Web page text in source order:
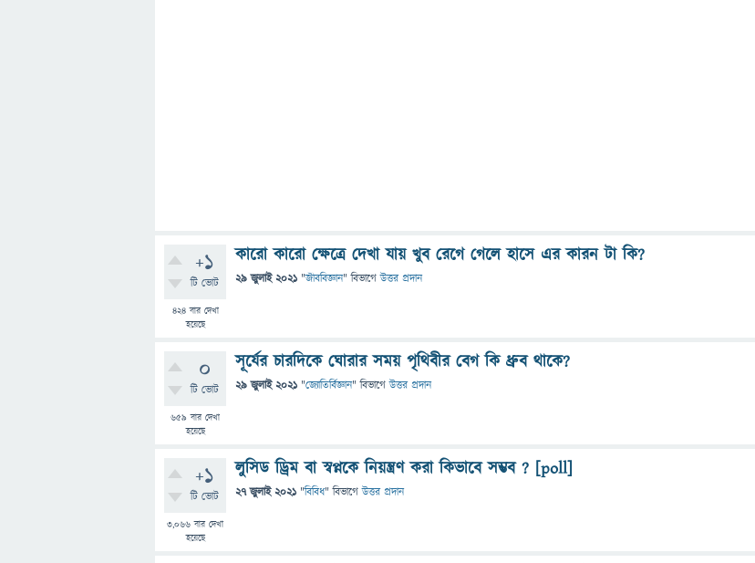
+1
টি ভোট
424বার দেখা
হয়েছে
কারো কারো ক্ষেত্রে দেখা যায় খুব রেগে গেলে হাসে এর কারন টা কি?
29 জুলাই 2021 "জীববিজ্ঞান" বিভাগে উত্তর প্রদান
0
টি ভোট
659 বার দেখা
হয়েছে
সূর্যের চারদিকে ঘোরার সময় পৃথিবীর বেগ কি ধ্রুব থাকে?
29 জুলাই 2021 "জ্যোতির্বিজ্ঞান" বিভাগে উত্তর প্রদান
+1
টি ভোট
3,066 বার দেখা
হয়েছে
লুসিড ড্রিম বা স্বপ্নকে নিয়ন্ত্রণ করা কিভাবে সম্ভব ? [poll]
27 জুলাই 2021 "বিবিধ" বিভাগে উত্তর প্রদান